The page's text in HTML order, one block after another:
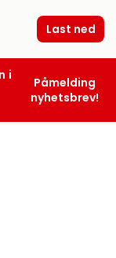
Last ned
i
Påmelding
nyhetsbrev!